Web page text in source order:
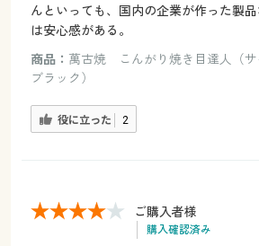
んといっても、国内の企業が作った製
は安心感がある。
商品： 萬古焼 こんがり焼き目達人（サ
ブラック）
役に立った 2
ご購入者様
購入確認済み